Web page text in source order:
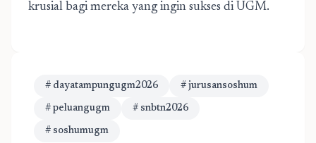
krusial bagi mereka yang ingin sukses di UGM.
# dayatampungugm2026 # jurusansoshum
# peluangugm # snbtn2026
# soshumugm